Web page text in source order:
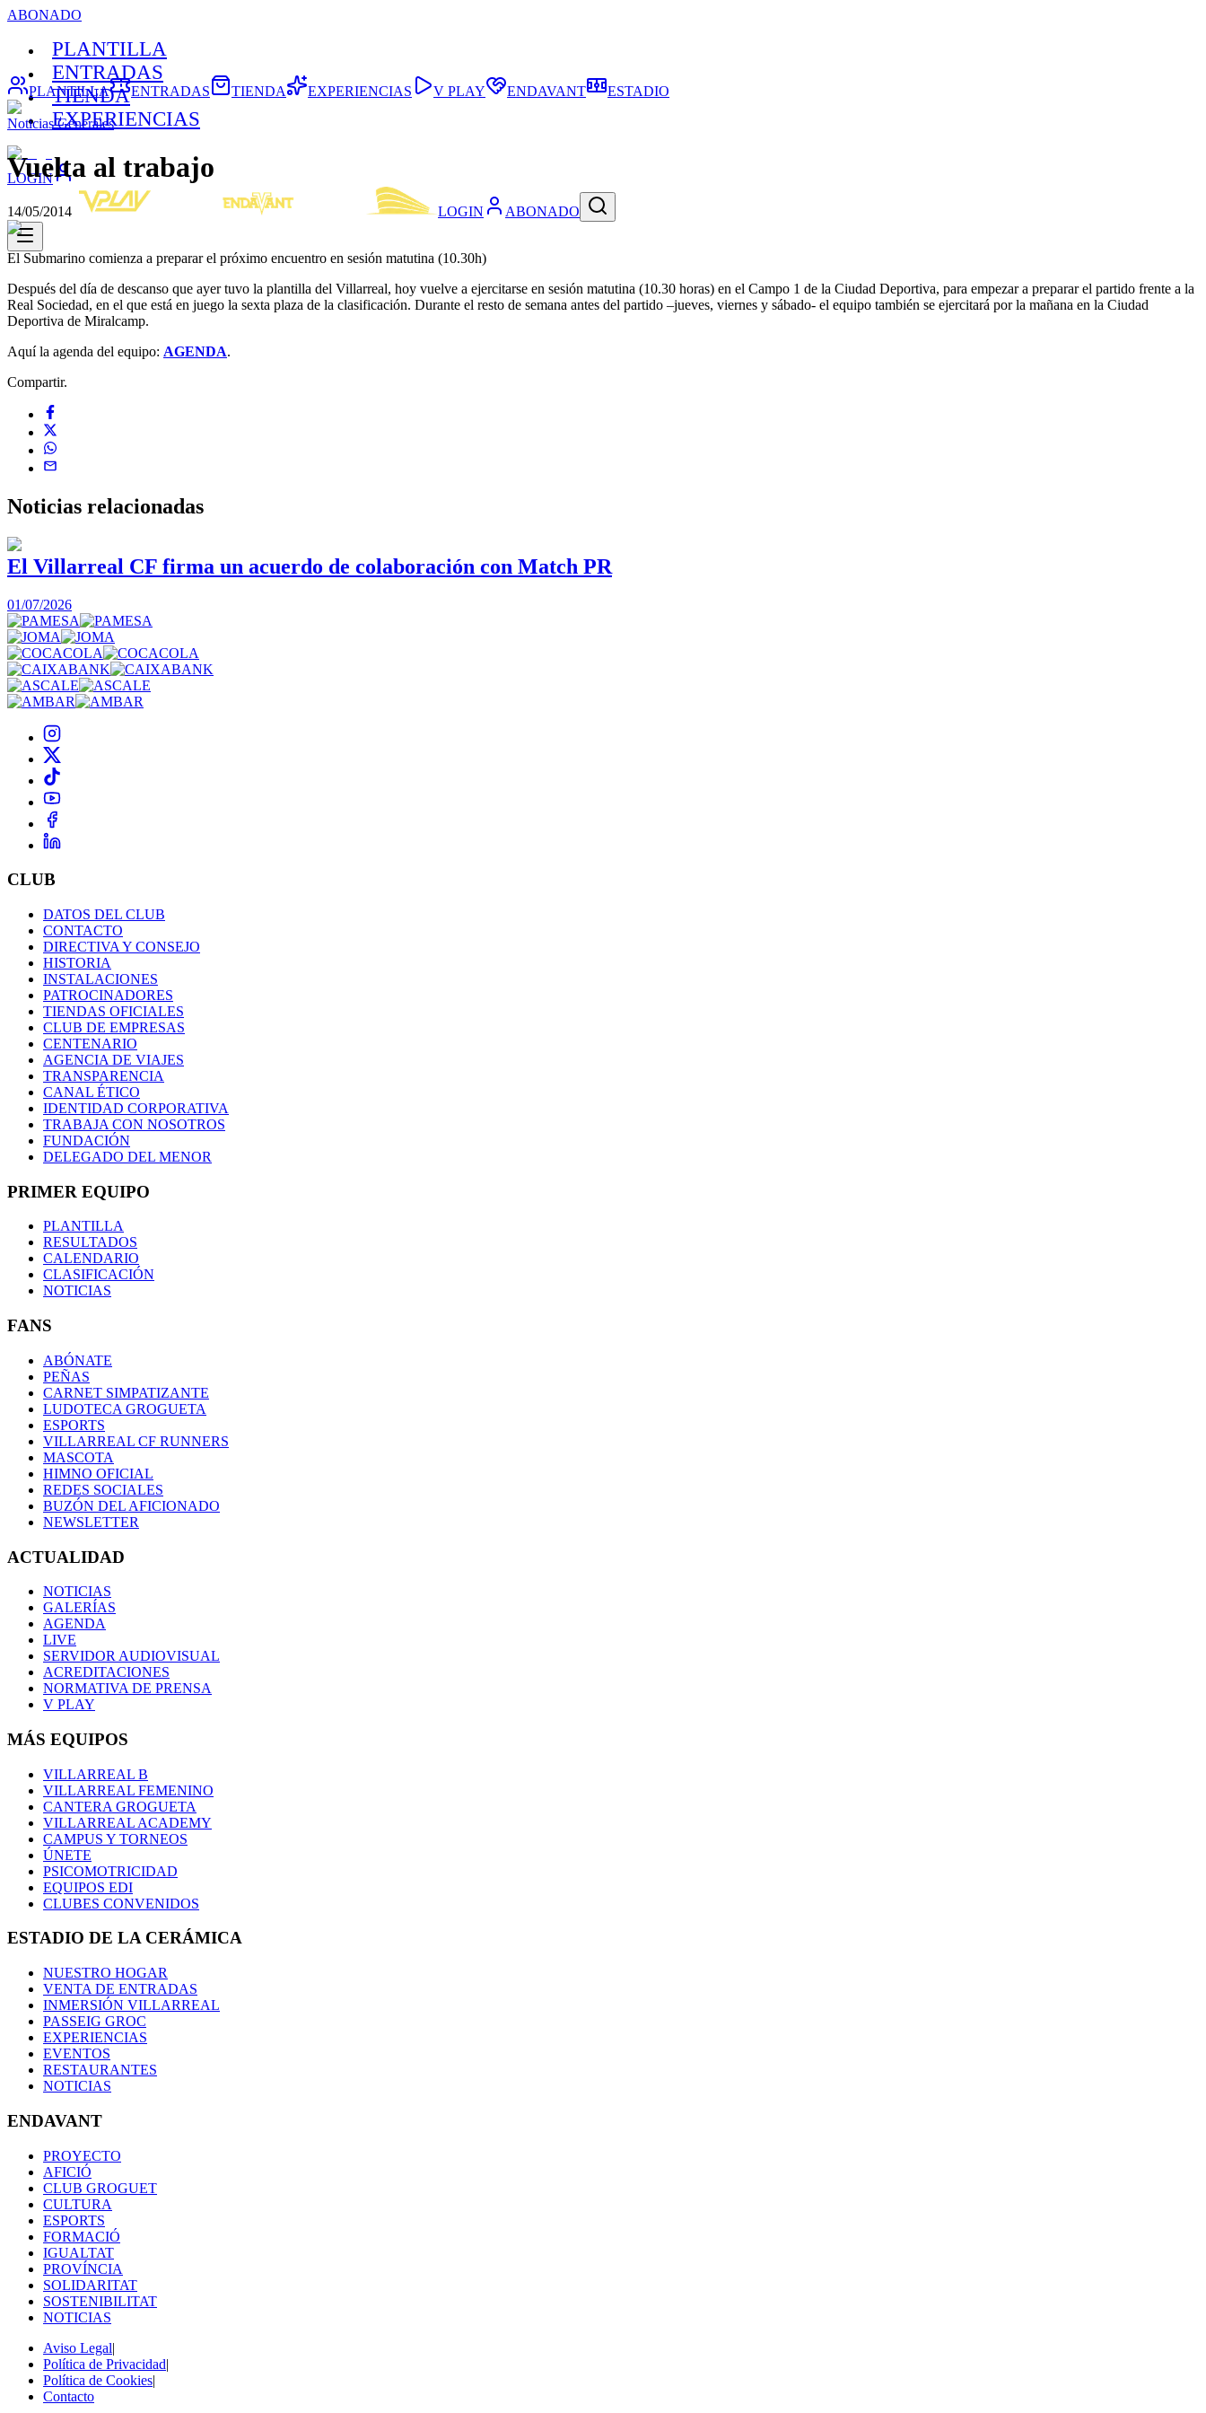
ABONADO
PLANTILLA
ENTRADAS
TIENDA
EXPERIENCIAS
LOGIN
LOGIN ABONADO
PLANTILLA ENTRADAS TIENDA EXPERIENCIAS V PLAY ENDAVANT ESTADIO
Noticias Generales
Vuelta al trabajo
14/05/2014
El Submarino comienza a preparar el próximo encuentro en sesión matutina (10.30h)
Después del día de descanso que ayer tuvo la plantilla del Villarreal, hoy vuelve a ejercitarse en sesión matutina (10.30 horas) en el Campo 1 de la Ciudad Deportiva, para empezar a preparar el partido frente a la
Real Sociedad, en el que está en juego la sexta plaza de la clasificación. Durante el resto de semana antes del partido –jueves, viernes y sábado- el equipo también se ejercitará por la mañana en la Ciudad
Deportiva de Miralcamp.
Aquí la agenda del equipo: AGENDA.
Compartir.
Noticias relacionadas
El Villarreal CF firma un acuerdo de colaboración con Match PR
01/07/2026
CLUB
DATOS DEL CLUB
CONTACTO
DIRECTIVA Y CONSEJO
HISTORIA
INSTALACIONES
PATROCINADORES
TIENDAS OFICIALES
CLUB DE EMPRESAS
CENTENARIO
AGENCIA DE VIAJES
TRANSPARENCIA
CANAL ÉTICO
IDENTIDAD CORPORATIVA
TRABAJA CON NOSOTROS
FUNDACIÓN
DELEGADO DEL MENOR
PRIMER EQUIPO
PLANTILLA
RESULTADOS
CALENDARIO
CLASIFICACIÓN
NOTICIAS
FANS
ABÓNATE
PEÑAS
CARNET SIMPATIZANTE
LUDOTECA GROGUETA
ESPORTS
VILLARREAL CF RUNNERS
MASCOTA
HIMNO OFICIAL
REDES SOCIALES
BUZÓN DEL AFICIONADO
NEWSLETTER
ACTUALIDAD
NOTICIAS
GALERÍAS
AGENDA
LIVE
SERVIDOR AUDIOVISUAL
ACREDITACIONES
NORMATIVA DE PRENSA
V PLAY
MÁS EQUIPOS
VILLARREAL B
VILLARREAL FEMENINO
CANTERA GROGUETA
VILLARREAL ACADEMY
CAMPUS Y TORNEOS
ÚNETE
PSICOMOTRICIDAD
EQUIPOS EDI
CLUBES CONVENIDOS
ESTADIO DE LA CERÁMICA
NUESTRO HOGAR
VENTA DE ENTRADAS
INMERSIÓN VILLARREAL
PASSEIG GROC
EXPERIENCIAS
EVENTOS
RESTAURANTES
NOTICIAS
ENDAVANT
PROYECTO
AFICIÓ
CLUB GROGUET
CULTURA
ESPORTS
FORMACIÓ
IGUALTAT
PROVÍNCIA
SOLIDARITAT
SOSTENIBILITAT
NOTICIAS
Aviso Legal|
Política de Privacidad|
Política de Cookies|
Contacto